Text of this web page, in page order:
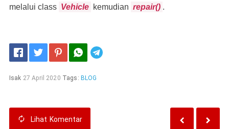
melalui class Vehicle kemudian repair() .
Isak 27 April 2020 Tags: BLOG
Lihat Komentar